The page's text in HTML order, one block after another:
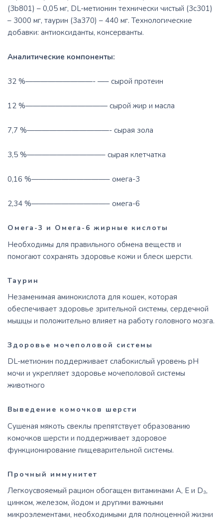
(3b801) – 0,05 мг, DL-метионин технически чистый (3c301)
– 3000 мг, таурин (3а370) – 440 мг. Технологические
добавки: антиоксиданты, консерванты.
Аналитические компоненты:
32 %—————————- —– сырой протеин
12 %——————————— сырой жир и масла
7,7 %———————————- сырая зола
3,5 %——————————– сырая клетчатка
0,16 %——————————– омега-3
2,34 %——————————– омега-6
Омега-3 и Омега-6 жирные кислоты
Необходимы для правильного обмена веществ и
помогают сохранять здоровье кожи и блеск шерсти.
Таурин
Незаменимая аминокислота для кошек, которая
обеспечивает здоровье зрительной системы, сердечной
мышцы и положительно влияет на работу головного мозга.
Здоровье мочеполовой системы
DL-метионин поддерживает слабокислый уровень рН
мочи и укрепляет здоровье мочеполовой системы
животного
Выведение комочков шерсти
Сушеная мякоть свеклы препятствует образованию
комочков шерсти и поддерживает здоровое
функционирование пищеварительной системы.
Прочный иммунитет
Легкоусвояемый рацион обогащен витаминами А, Е и D₃,
цинком, железом, йодом и другими важными
микроэлементами, необходимыми для полноценной жизни